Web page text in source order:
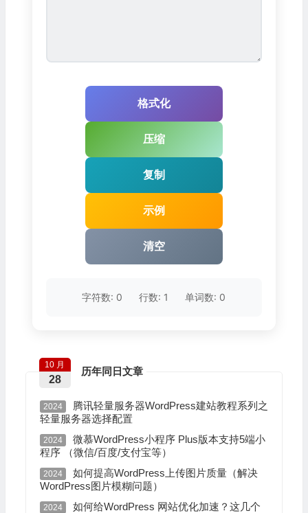
格式化
压缩
复制
示例
清空
字符数: 0 行数: 1 单词数: 0
历年同日文章
10 月
28
2024
腾讯轻量服务器WordPress建站教程系列之
轻量服务器选择配置
2024
微慕WordPress小程序 Plus版本支持5端小
程序 （微信/百度/支付宝等）
2024
如何提高WordPress上传图片质量（解决
WordPress图片模糊问题）
2024
如何给WordPress 网站优化加速？这几个